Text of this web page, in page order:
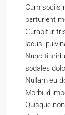
Cum sociis
parturient
Curabitur
lacus,
Nunc
sodales
Nullam eu
Morbi id
Quisque